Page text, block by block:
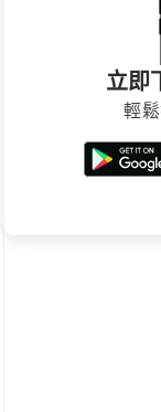
立即
輕